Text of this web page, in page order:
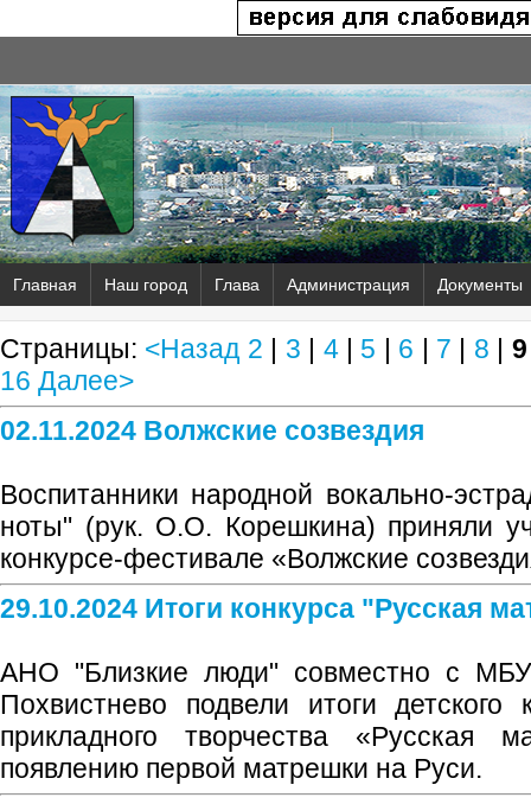
Главная Наш город Глава Администрация Документы
Страницы: <Назад 2 | 3 | 4| 5 | 6 | 7 | 8 | 9
16 Далее>
02.11.2024 Волжские созвездия
Воспитанники народной вокально-
ноты" (рук. О.О. Корешкина) приняли
конкурсе-фестивале «Волжские
29.10.2024 Итоги конкурса "Русская
АНО "Близкие люди" совместно с
Похвистнево подвели итоги детского
прикладного творчества «Русская
появлению первой матрешки на Руси.